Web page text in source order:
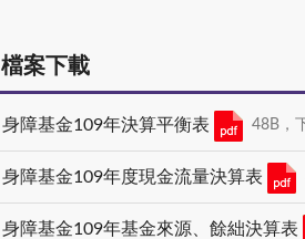
檔案下載
身障基金109年決算平衡表 48B，
身障基金109年度現金流量決算表
身障基金109年基金來源、餘絀決算表